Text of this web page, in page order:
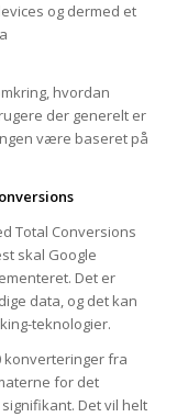
og dermed et
hvordan
der generelt er
være baseret på
Total Conversions
skal Google
Det er
data, og det kan
teknologier.
fra
for det
Det vil helt